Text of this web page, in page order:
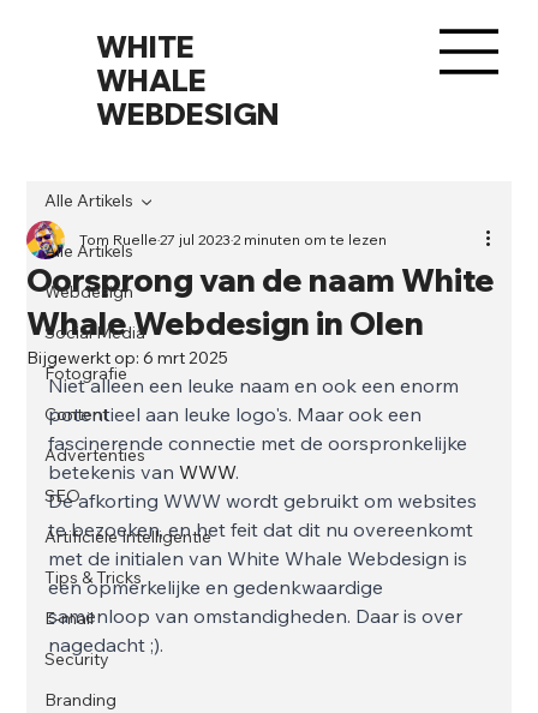
WHITE
WHALE
WEBDESIGN
Alle Artikels
Webdesign
Social Media
Fotografie
Content
Advertenties
SEO
Artificiële Intelligentie
Tips & Tricks
E-mail
Security
Branding
Alle Artikels
Oorsprong van de naam White
Whale Webdesign in Olen
Tom Ruelle27 jul 20232 minuten om te lezen
Bijgewerkt op:6 mrt 2025
Niet alleen een leuke naam en ook een enorm
potentieel aan leuke logo's. Maar ook een
fascinerende connectie met de oorspronkelijke
betekenis van WWW.
De afkorting WWW wordt gebruikt om websites
te bezoeken, en het feit dat dit nu overeenkomt
met de initialen van White Whale Webdesign is
een opmerkelijke en gedenkwaardige
samenloop van omstandigheden. Daar is over
nagedacht ;).